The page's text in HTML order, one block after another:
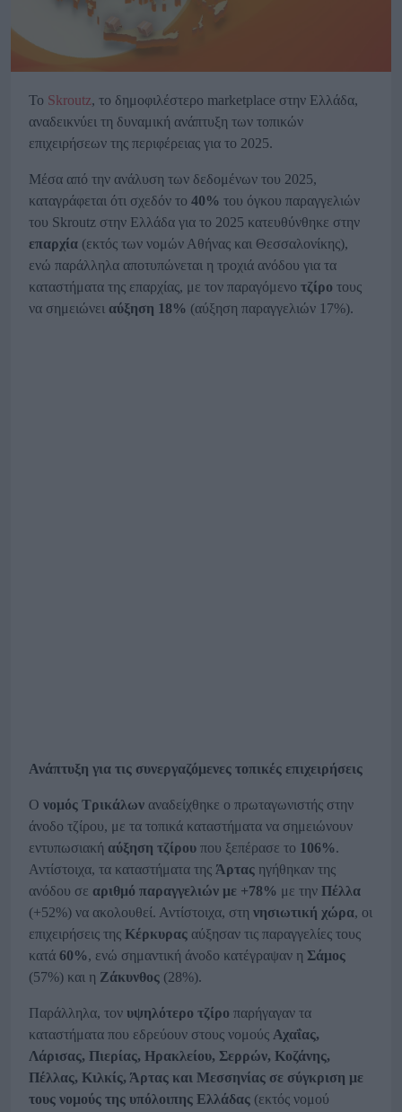
Το Skroutz, το δημοφιλέστερο marketplace στην Ελλάδα,
αναδεικνύει τη δυναμική ανάπτυξη των τοπικών
επιχειρήσεων της περιφέρειας για το 2025.
Μέσα από την ανάλυση των δεδομένων του 2025,
καταγράφεται ότι σχεδόν το 40% του όγκου παραγγελιών
του Skroutz στην Ελλάδα για το 2025 κατευθύνθηκε στην
επαρχία (εκτός των νομών Αθήνας και Θεσσαλονίκης),
ενώ παράλληλα αποτυπώνεται η τροχιά ανόδου για τα
καταστήματα της επαρχίας, με τον παραγόμενο τζίρο τους
να σημειώνει αύξηση 18% (αύξηση παραγγελιών 17%).
Ανάπτυξη για τις συνεργαζόμενες τοπικές επιχειρήσεις
Ο νομός Τρικάλων αναδείχθηκε ο πρωταγωνιστής στην
άνοδο τζίρου, με τα τοπικά καταστήματα να σημειώνουν
εντυπωσιακή αύξηση τζίρου που ξεπέρασε το 106%.
Αντίστοιχα, τα καταστήματα της Άρτας ηγήθηκαν της
ανόδου σε αριθμό παραγγελιών με +78% με την Πέλλα
(+52%) να ακολουθεί. Αντίστοιχα, στη νησιωτική χώρα, οι
επιχειρήσεις της Κέρκυρας αύξησαν τις παραγγελίες τους
κατά 60%, ενώ σημαντική άνοδο κατέγραψαν η Σάμος
(57%) και η Ζάκυνθος (28%).
Παράλληλα, τον υψηλότερο τζίρο παρήγαγαν τα
καταστήματα που εδρεύουν στους νομούς Αχαΐας,
Λάρισας, Πιερίας, Ηρακλείου, Σερρών, Κοζάνης,
Πέλλας, Κιλκίς, Άρτας και Μεσσηνίας σε σύγκριση με
τους νομούς της υπόλοιπης Ελλάδας (εκτός νομού